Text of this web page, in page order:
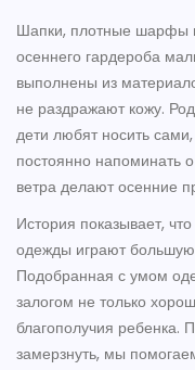
Шапки, плотные шарфы
осеннего гардероба
выполнены из
не раздражают кожу.
дети любят носить
постоянно напоминать
ветра делают осенние
История показывает,
одежды играют
Подобранная с умом
залогом не только
благополучия ребенка.
замерзнуть, мы